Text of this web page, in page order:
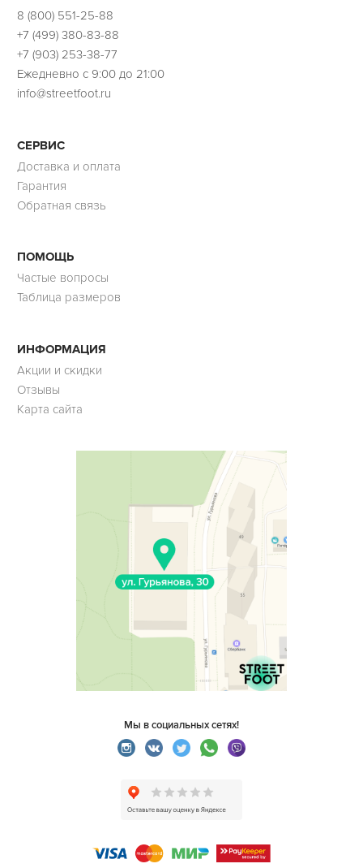
8 (800) 551-25-88
+7 (499) 380-83-88
+7 (903) 253-38-77
Ежедневно с 9:00 до 21:00
info@streetfoot.ru
СЕРВИС
Доставка и оплата
Гарантия
Обратная связь
ПОМОЩЬ
Частые вопросы
Таблица размеров
ИНФОРМАЦИЯ
Акции и скидки
Отзывы
Карта сайта
Мы в социальных сетях!